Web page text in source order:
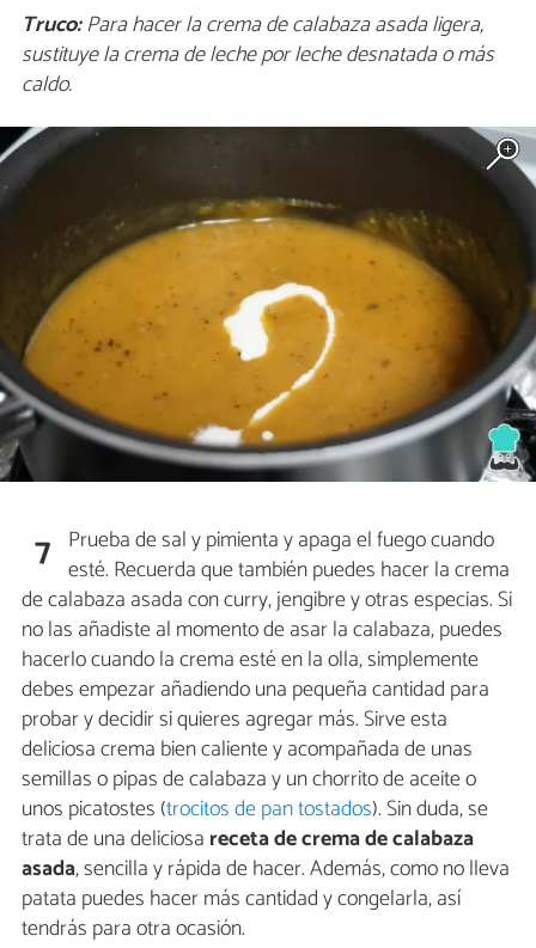
Truco:Para hacer la crema de calabaza asada ligera,
sustituye la crema de leche por leche desnatada o más
caldo.
7 Prueba de sal y pimienta y apaga el fuego cuando
esté. Recuerda que también puedes hacer la crema
de calabaza asada con curry, jengibre y otras especias. Si
no las añadiste al momento de asar la calabaza, puedes
hacerlo cuando la crema esté en la olla, simplemente
debes empezar añadiendo una pequeña cantidad para
probar y decidir si quieres agregar más. Sirve esta
deliciosa crema bien caliente y acompañada de unas
semillas o pipas de calabaza y un chorrito de aceite o
unos picatostes (trocitos de pan tostados). Sin duda, se
trata de una deliciosa receta de crema de calabaza
asada, sencilla y rápida de hacer. Además, como no lleva
patata puedes hacer más cantidad y congelarla, así
tendrás para otra ocasión.